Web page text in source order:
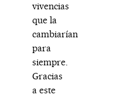
vivencias
que la
cambiarían
para
siempre.
Gracias
a este